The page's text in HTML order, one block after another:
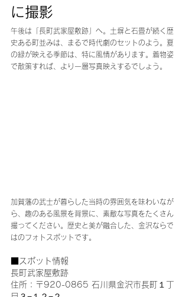
に撮影
午後は「長町武家屋敷跡」へ。土塀と石畳が続く歴
史ある町並みは、まるで時代劇のセットのよう。夏
の緑が映える季節は、特に風情があります。着物姿
で散策すれば、より一層写真映えするでしょう。
加賀藩の武士が暮らした当時の雰囲気を味わいなが
ら、趣のある風景を背景に、素敵な写真をたくさん
撮ってください。歴史と美が融合した、金沢ならで
はのフォトスポットです。
■スポット情報
長町武家屋敷跡
住所：〒920-0865 石川県金沢市長町１丁